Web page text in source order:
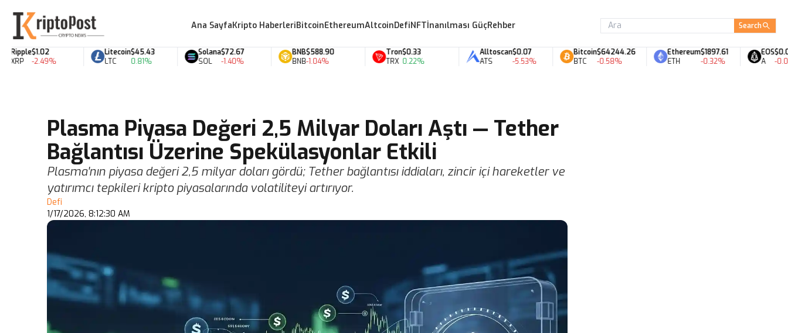
Ana SayfaKripto HaberleriBitcoinEthereumAltcoinDefiNFTİnanılması GüçRehber Search
$1.02
-2.49%
Litecoin
LTC
$45.43
0.81%
Solana
SOL
$72.67
-1.40%
BNB
BNB
$588.90
-1.04%
Tron
TRX
$0.33
0.22%
Alltoscan
ATS
$0.07
-5.53%
Bitcoin
BTC
$64244.26
-0.58%
Ethereum
ETH
$1897.61
-0.32%
EOS
A
$0.06
-0.08%
Plasma Piyasa Değeri 2,5 Milyar Doları Aştı — Tether
Bağlantısı Üzerine Spekülasyonlar Etkili
Plasma'nın piyasa değeri 2,5 milyar doları gördü; Tether bağlantısı iddiaları, zincir içi hareketler ve
yatırımcı tepkileri kripto piyasalarında volatiliteyi artırıyor.
Defi
1/17/2026, 8:12:30 AM